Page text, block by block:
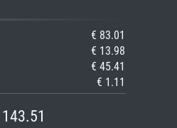
€ 83.01
€ 13.98
€ 45.41
€ 1.11